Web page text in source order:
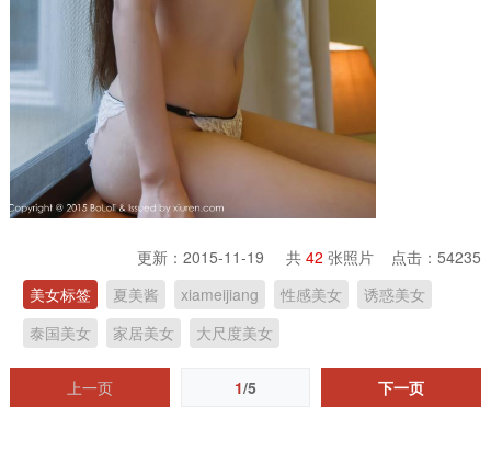
更新：2015-11-19 共42 张照片 点击：54235
美女标签
夏美酱 xiameijiang 性感美女
诱惑美女
泰国美女
家居美女 大尺度美女
上一页 1/5 下一页